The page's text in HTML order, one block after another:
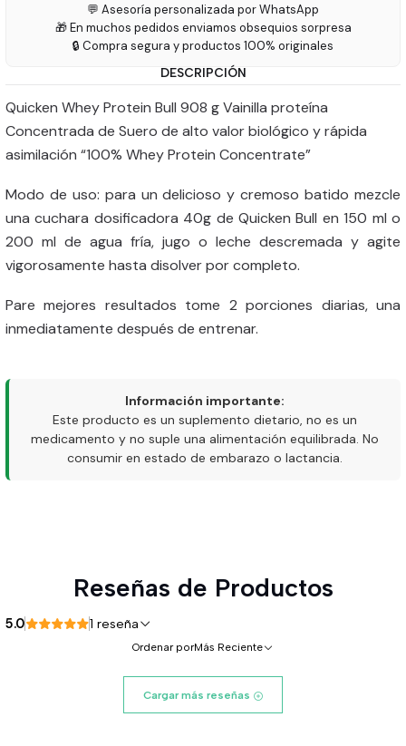
💬 Asesoría personalizada por WhatsApp
🎁 En muchos pedidos enviamos obsequios sorpresa
🔒 Compra segura y productos 100% originales
DESCRIPCIÓN
Quicken Whey Protein Bull 908 g Vainilla proteína
Concentrada de Suero de alto valor biológico y rápida
asimilación “100% Whey Protein Concentrate”
Modo de uso: para un delicioso y cremoso batido mezcle
una cuchara dosificadora 40g de Quicken Bull en 150 ml o
200 ml de agua fría, jugo o leche descremada y agite
vigorosamente hasta disolver por completo.
Pare mejores resultados tome 2 porciones diarias, una
inmediatamente después de entrenar.
Información importante:
Este producto es un suplemento dietario, no es un
medicamento y no suple una alimentación equilibrada. No
consumir en estado de embarazo o lactancia.
Reseñas de Productos
5.0 1 reseña
Ordenar porMás Reciente
Cargar más reseñas